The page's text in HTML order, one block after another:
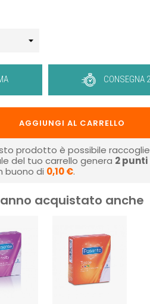
CONSEGNA
AGGIUNGI AL CARRELLO
prodotto è possibile
del tuo carrello genera 2punti
buono di 0,10 €.
acquistato anche